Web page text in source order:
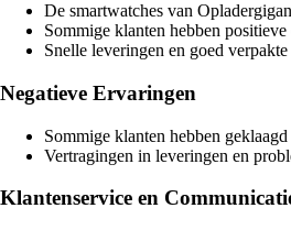
De smartwatches van
Sommige klanten hebben
Snelle leveringen en goed
Negatieve Ervaringen
Sommige klanten hebben
Vertragingen in leveringen en
Klantenservice en